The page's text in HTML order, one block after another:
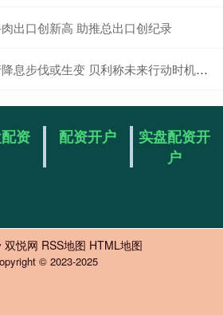
出口创新高 助推总出口创纪录
伐或生变 贝利称未来行动时机不确定性增强
资 配资开户
实盘配资开
户
双悦网 RSS地图 HTML地图
© 2023-2025